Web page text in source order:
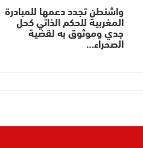
واشنطن تجدد دعمها للمبادرة
المغربية للحكم الذاتي كحل
جدي وموثوق به لقضية
الصحراء…